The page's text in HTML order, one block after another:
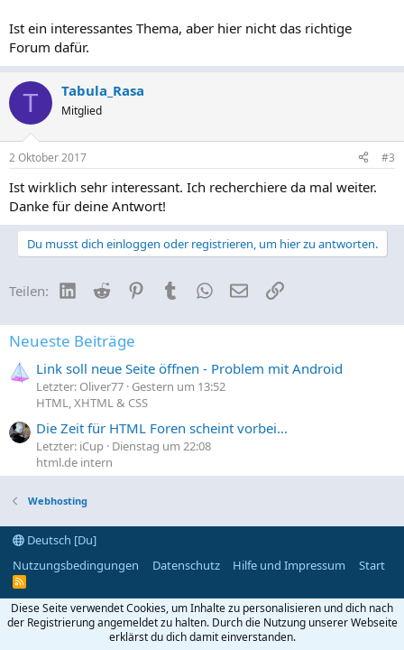
Ist ein interessantes Thema, aber hier nicht das richtige
Forum dafür.
T Tabula_Rasa
Mitglied
2 Oktober 2017 #3
Ist wirklich sehr interessant. Ich recherchiere da mal weiter.
Danke für deine Antwort!
Du musst dich einloggen oder registrieren, um hier zu antworten.
Teilen: LinkedIn
Reddit PinterestTumblrWhatsApp
E-MailLink
Neueste Beiträge
Link soll neue Seite öffnen - Problem mit Android
Letzter: Oliver77 Gestern um 13:52
HTML, XHTML & CSS
Die Zeit für HTML Foren scheint vorbei...
Letzter: iCup Dienstag um 22:08
html.de intern
Webhosting
Deutsch [Du]
Nutzungsbedingungen
Datenschutz Hilfe und Impressum Start
R
S
Diese Seite verwendet Cookies, um Inhalte zu personalisieren und dich nach
der Registrierung angemeldet zu halten. Durch die Nutzung unserer Webseite
erklärst du dich damit einverstanden.